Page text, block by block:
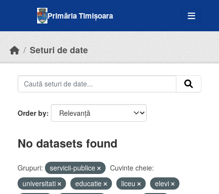
Primăria Timișoara
Seturi de date
Order by
No datasets found
Grupuri: servicii-publice
Cuvinte cheie:
universitati
educatie liceu
elevi